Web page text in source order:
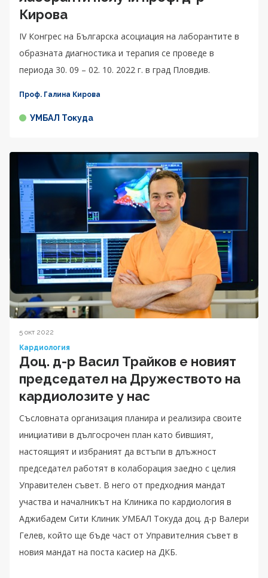
Кирова
IV Конгрес на Българска асоциация на лаборантите в
образната диагностика и терапия се проведе в
периода 30. 09 – 02. 10. 2022 г. в град Пловдив.
Проф. Галина Кирова
УМБАЛ Токуда
5 окт 2022
Кардиология
Доц. д-р Васил Трайков е новият
председател на Дружеството на
кардиолозите у нас
Съсловната организация планира и реализира своите
инициативи в дългосрочен план като бившият,
настоящият и избраният да встъпи в длъжност
председател работят в колаборация заедно с целия
Управителен съвет. В него от предходния мандат
участва и началникът на Клиника по кардиология в
Аджибадем Сити Клиник УМБАЛ Токуда доц. д-р Валери
Гелев, който ще бъде част от Управителния съвет в
новия мандат на поста касиер на ДКБ.